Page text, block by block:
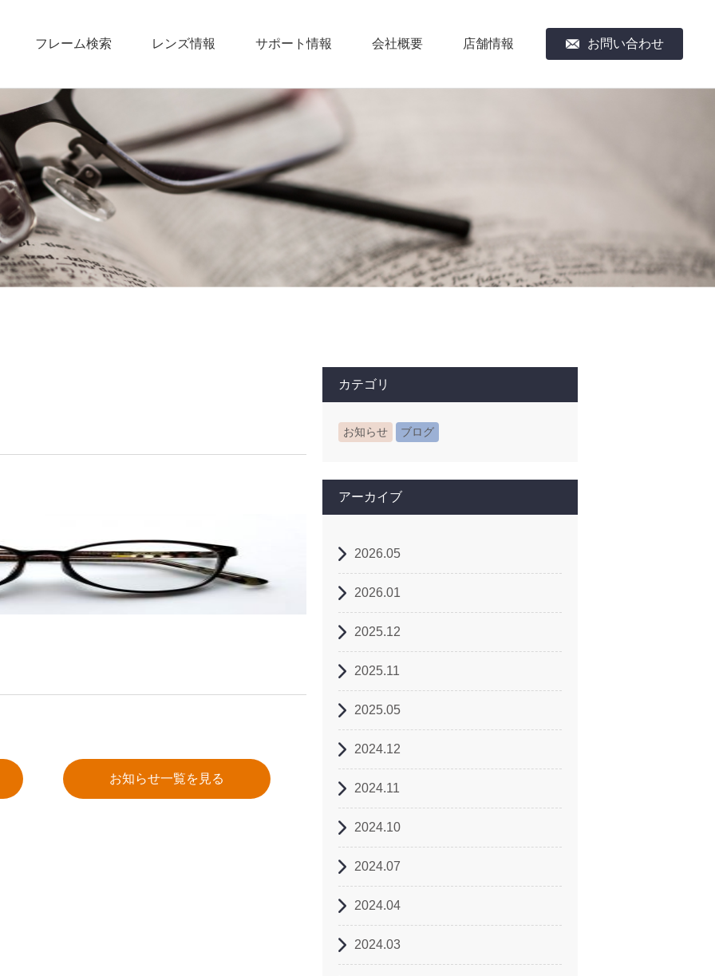
フレーム検索 レンズ情報 サポート情報 会社概要 店舗情報 お問い合わせ
お知らせ一覧を見る
カテゴリ
お知らせ ブログ
アーカイブ
2026.05
2026.01
2025.12
2025.11
2025.05
2024.12
2024.11
2024.10
2024.07
2024.04
2024.03